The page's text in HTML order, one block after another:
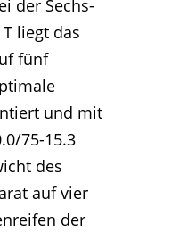
der Sechs-
liegt das
fünf
und mit
75-15.3
des
auf vier
der